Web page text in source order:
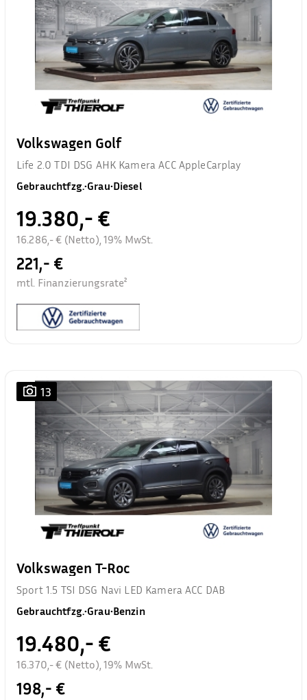
Volkswagen Golf
Life 2.0 TDI DSG AHK Kamera ACC AppleCarplay
Gebrauchtfzg.•Grau•Diesel
19.380,- €
16.286,- € (Netto), 19% MwSt.
221,- €
mtl. Finanzierungsrate²
13
Volkswagen T-Roc
Sport 1.5 TSI DSG Navi LED Kamera ACC DAB
Gebrauchtfzg.•Grau•Benzin
19.480,- €
16.370,- € (Netto), 19% MwSt.
198,- €